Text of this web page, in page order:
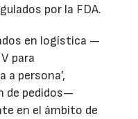
por la FDA.
en logística —
para
a persona’,
de pedidos—
en el ámbito de